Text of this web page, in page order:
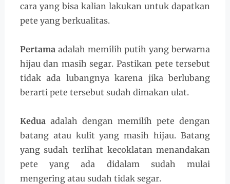
cara yang bisa kalian lakukan untuk dapatkan
pete yang berkualitas.
Pertama adalah memilih putih yang berwarna
hijau dan masih segar. Pastikan pete tersebut
tidak ada lubangnya karena jika berlubang
berarti pete tersebut sudah dimakan ulat.
Kedua adalah dengan memilih pete dengan
batang atau kulit yang masih hijau. Batang
yang sudah terlihat kecoklatan menandakan
pete yang ada didalam sudah mulai
mengering atau sudah tidak segar.